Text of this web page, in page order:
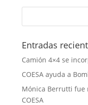
Entradas
Camión 4×4 se
COESA ayuda a
Mónica Berrutti fue
COESA